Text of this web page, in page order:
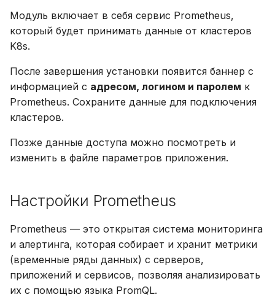
Модуль включает в себя сервис Prometheus,
который будет принимать данные от кластеров
K8s.
После завершения установки появится баннер с
информацией с адресом, логином и паролем к
Prometheus. Сохраните данные для подключения
кластеров.
Позже данные доступа можно посмотреть и
изменить в файле параметров приложения.
Настройки Prometheus
Prometheus — это открытая система мониторинга
и алертинга, которая собирает и хранит метрики
(временные ряды данных) с серверов,
приложений и сервисов, позволяя анализировать
их с помощью языка PromQL.